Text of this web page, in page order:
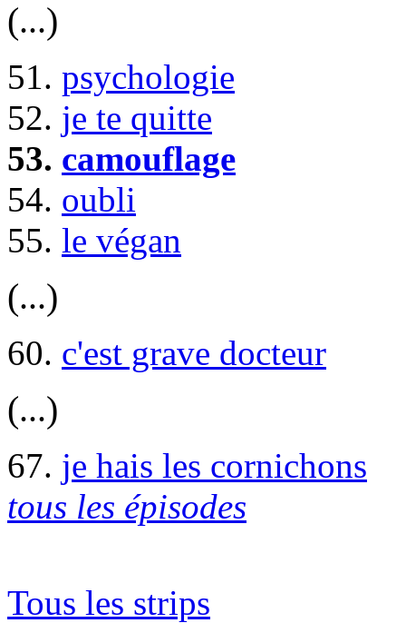
(...)
51. psychologie
52. je te quitte
53. camouflage
54. oubli
55. le végan
(...)
60. c'est grave docteur
(...)
67. je hais les cornichons
tous les épisodes
Tous les strips